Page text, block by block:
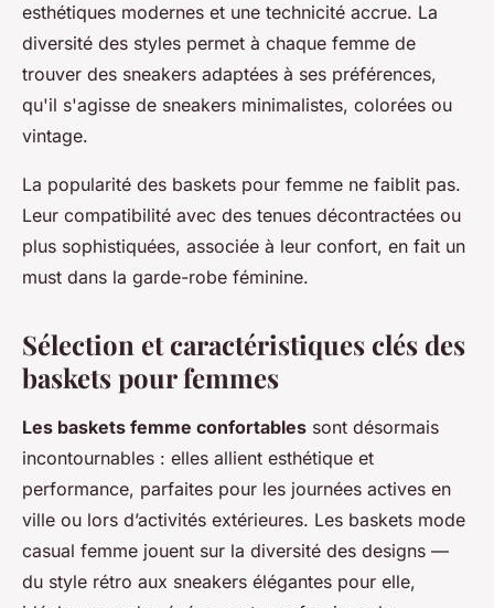
esthétiques modernes et une technicité accrue. La
diversité des styles permet à chaque femme de
trouver des sneakers adaptées à ses préférences,
qu'il s'agisse de sneakers minimalistes, colorées ou
vintage.
La popularité des baskets pour femme ne faiblit pas.
Leur compatibilité avec des tenues décontractées ou
plus sophistiquées, associée à leur confort, en fait un
must dans la garde-robe féminine.
Sélection et caractéristiques clés des
baskets pour femmes
Les baskets femme confortables sont désormais
incontournables : elles allient esthétique et
performance, parfaites pour les journées actives en
ville ou lors d’activités extérieures. Les baskets mode
casual femme jouent sur la diversité des designs —
du style rétro aux sneakers élégantes pour elle,